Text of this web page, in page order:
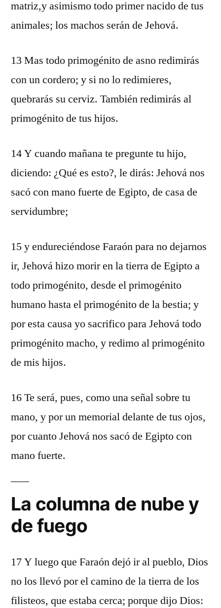
matriz,y asimismo todo primer nacido de tus
animales; los machos serán de Jehová.
13 Mas todo primogénito de asno redimirás
con un cordero; y si no lo redimieres,
quebrarás su cerviz. También redimirás al
primogénito de tus hijos.
14 Y cuando mañana te pregunte tu hijo,
diciendo: ¿Qué es esto?, le dirás: Jehová nos
sacó con mano fuerte de Egipto, de casa de
servidumbre;
15 y endureciéndose Faraón para no dejarnos
ir, Jehová hizo morir en la tierra de Egipto a
todo primogénito, desde el primogénito
humano hasta el primogénito de la bestia; y
por esta causa yo sacrifico para Jehová todo
primogénito macho, y redimo al primogénito
de mis hijos.
16 Te será, pues, como una señal sobre tu
mano, y por un memorial delante de tus ojos,
por cuanto Jehová nos sacó de Egipto con
mano fuerte.
La columna de nube y
de fuego
17 Y luego que Faraón dejó ir al pueblo, Dios
no los llevó por el camino de la tierra de los
filisteos, que estaba cerca; porque dijo Dios: